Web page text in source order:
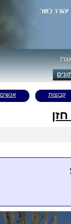
קבוצות אנשים